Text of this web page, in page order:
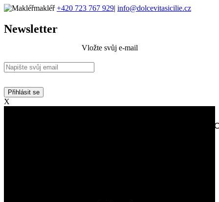
makléř+420 723 767 929| info@dolcevitasicilie.cz
Newsletter
Vložte svůj e-mail
Přihlásit se
X